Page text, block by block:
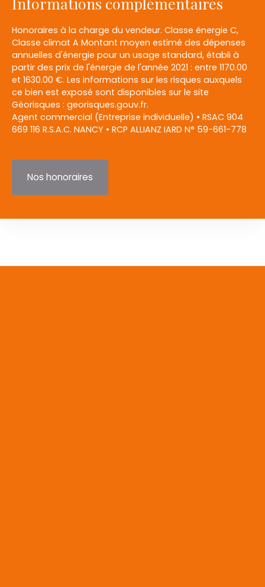
Honoraires à la charge du vendeur. Classe énergie C,
Classe climat A Montant moyen estimé des dépenses
annuelles d'énergie pour un usage standard, établi à
partir des prix de l'énergie de l'année 2021 : entre 1170.00
et 1630.00 €. Les informations sur les risques auxquels
ce bien est exposé sont disponibles sur le site
Géorisques : georisques.gouv.fr.
Agent commercial (Entreprise individuelle) • RSAC 904
669 116 R.S.A.C. NANCY • RCP ALLIANZ IARD N° 59-661-778
Nos honoraires